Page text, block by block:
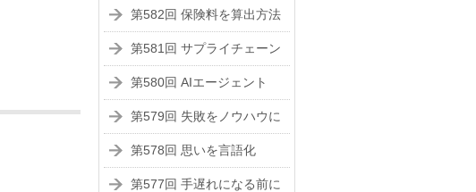
第582回 保険料を算出方法
第581回 サプライチェーン
第580回 AIエージェント
第579回 失敗をノウハウに
第578回 思いを言語化
第577回 手遅れになる前に